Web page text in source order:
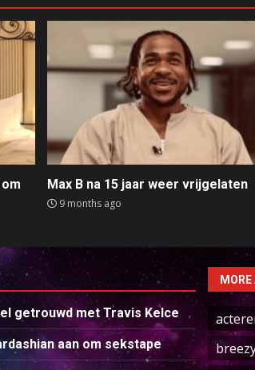
Max B na 15 jaar weer vrijgelaten
9 months ago
getrouwd met Travis Kelce
aan om sekstape